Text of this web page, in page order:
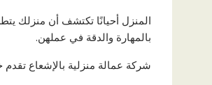
المنزل أحيانًا تكتشف أن منزلك
بالمهارة والدقة في عملهن.
شركة عمالة منزلية بالإشعاع